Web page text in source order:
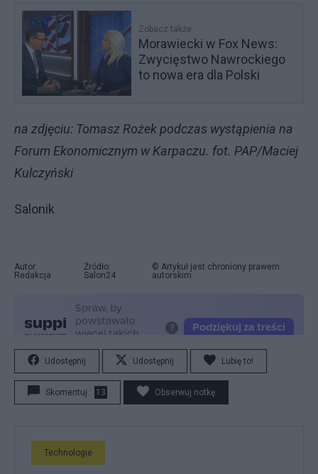
Zobacz także
Morawiecki w Fox News:
Zwycięstwo Nawrockiego
to nowa era dla Polski
na zdjęciu: Tomasz Rożek podczas wystąpienia na
Forum Ekonomicznym w Karpaczu. fot. PAP/Maciej
Kulczyński
Salonik
Autor:
Redakcja
Źródło:
Salon24
© Artykuł jest chroniony prawem
autorskim.
Udostępnij Udostępnij Lubię to!
Skomentuj 13 Obserwuj notkę
Technologie